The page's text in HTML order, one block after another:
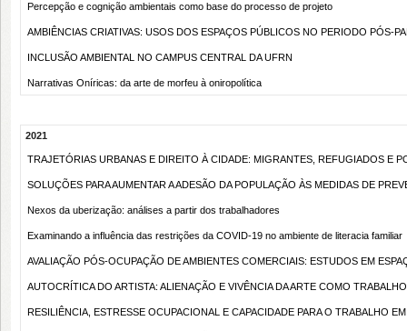
Percepção e cognição ambientais como base do processo de projeto
AMBIÊNCIAS CRIATIVAS: USOS DOS ESPAÇOS PÚBLICOS NO PERIODO PÓS-
INCLUSÃO AMBIENTAL NO CAMPUS CENTRAL DA UFRN
Narrativas Oníricas: da arte de morfeu à oniropolítica
2021
TRAJETÓRIAS URBANAS E DIREITO À CIDADE: MIGRANTES, REFUGIADOS E
SOLUÇÕES PARA AUMENTAR A ADESÃO DA POPULAÇÃO ÀS MEDIDAS DE
Nexos da uberização: análises a partir dos trabalhadores
Examinando a influência das restrições da COVID-19 no ambiente de literacia familiar
AVALIAÇÃO PÓS-OCUPAÇÃO DE AMBIENTES COMERCIAIS: ESTUDOS EM
AUTOCRÍTICA DO ARTISTA: ALIENAÇÃO E VIVÊNCIA DA ARTE COMO TRABALHO
RESILIÊNCIA, ESTRESSE OCUPACIONAL E CAPACIDADE PARA O TRABALHO